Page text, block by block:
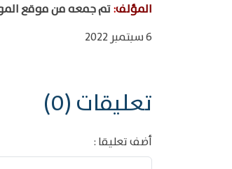
المؤلف:تم جمعه من موقع
6 سبتمبر 2022
تعليقات (0)
أضف تعليقا :